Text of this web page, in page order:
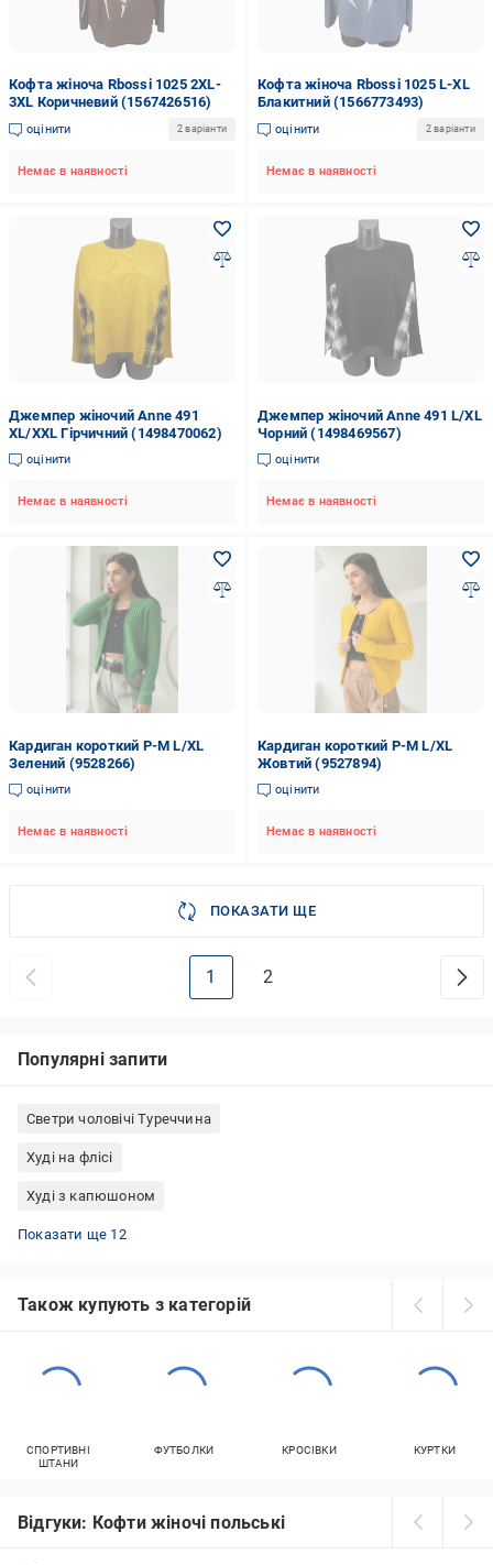
Кофта жіноча Rbossi 1025 2XL-
3XL Коричневий (1567426516)
оцінити 2 варіанти
Немає в наявності
Кофта жіноча Rbossi 1025 L-XL
Блакитний (1566773493)
оцінити 2 варіанти
Немає в наявності
Джемпер жіночий Anne 491
XL/XXL Гірчичний (1498470062)
оцінити
Немає в наявності
Джемпер жіночий Anne 491 L/XL
Чорний (1498469567)
оцінити
Немає в наявності
Кардиган короткий P-M L/XL
Зелений (9528266)
оцінити
Немає в наявності
Кардиган короткий P-M L/XL
Жовтий (9527894)
оцінити
Немає в наявності
ПОКАЗАТИ ЩЕ
1 2
Популярні запити
Светри чоловічі Туреччина
Худі на флісі
Худі з капюшоном
Футбольні кофти Nike
Худі оверсайз
Кардигани жіночі в'язані
Чоловічі кофти Outhorn
Трикотажні кофти жіночі
Зелені світшоти
Чорні толстовки оверсайз
Толстовки чоловічі з капюшоном
Толстовки без капюшонів
Жіночі кофти New Balance
Зелені кардигани
Весняні кофти жіночі
Показати ще 12
Також купують з категорій
СПОРТИВНІ
ШТАНИ
ФУТБОЛКИ КРОСІВКИ КУРТКИ
Відгуки: Кофти жіночі польські